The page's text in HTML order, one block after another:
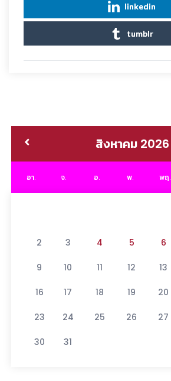
linkedin
tumblr
สิงหาคม 2026
อา. จ. อ. พ. พฤ.
2 3 4 5 6
9 10 11 12 13
16 17 18 19 20
23 24 25 26 27
30 31